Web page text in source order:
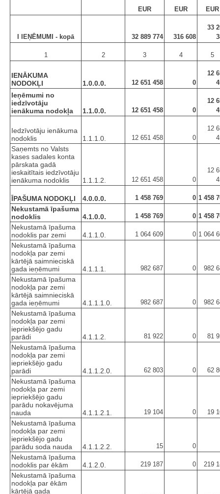
EUR EUR EUR
I IEŅĒMUMI - kopā 32 889 774 316 608
33
1 2 3 4 5
IENĀKUMA
NODOKĻI
1.0.0.0. 12 651 458 0
12
Ieņēmumi no
iedzīvotāju
ienākuma nodokļa
1.1.0.0. 12 651 458 0
12
Iedzīvotāju ienākuma
nodoklis
1.1.1.0. 12 651 458 0
12
Saņemts no Valsts
kases sadales konta
pārskata gadā
ieskaitītais iedzīvotāju
ienākuma nodoklis
1.1.1.2. 12 651 458 0
12
ĪPAŠUMA NODOKĻI 4.0.0.0. 1 458 769 0 1 458
Nekustamā īpašuma
nodoklis
4.1.0.0. 1 458 769 0 1 458
Nekustamā īpašuma
nodoklis par zemi
4.1.1.0. 1 064 609 0 1 064
Nekustamā īpašuma
nodokļa par zemi
kārtējā saimnieciskā
gada ieņēmumi
4.1.1.1. 982 687 0 982
Nekustamā īpašuma
nodokļa par zemi
kārtējā saimnieciskā
gada ieņēmumi
4.1.1.1.0. 982 687 0 982
Nekustamā īpašuma
nodokļa par zemi
iepriekšējo gadu
parādi
4.1.1.2. 81 922 0 81
Nekustamā īpašuma
nodokļa par zemi
iepriekšējo gadu
parādi
4.1.1.2.0. 62 803 0 62
Nekustamā īpašuma
nodokļa par zemi
iepriekšējo gadu
parādu nokavējuma
nauda
4.1.1.2.1. 19 104 0 19
Nekustamā īpašuma
nodokļa par zemi
iepriekšējo gadu
parādu soda nauda
4.1.1.2.2. 15 0
Nekustamā īpašuma
nodoklis par ēkām
4.1.2.0. 219 187 0 219
Nekustamā īpašuma
nodokļa par ēkām
kārtējā gada